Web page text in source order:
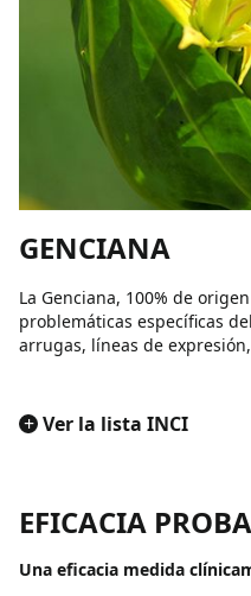
GENCIANA
La Genciana, 100% de
problemáticas específicas
arrugas, líneas de
+ Ver la lista INCI
EFICACIA
Una eficacia medida